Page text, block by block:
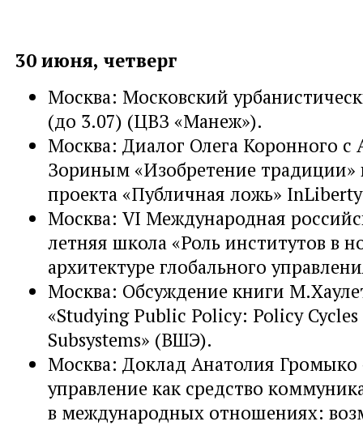
30 июня, четверг
Москва: Московский
(до 3.07) (ЦВЗ «Манеж»).
Москва: Диалог Олега Коронного с
Зориным «Изобретение традиции»
проекта «Публичная ложь»
Москва: VI Международная
летняя школа «Роль институтов в
архитектуре глобального
Москва: Обсуждение книги
«Studying Public Policy: Policy
Subsystems» (ВШЭ).
Москва: Доклад Анатолия Громыко
управление как средство
в международных отношениях: